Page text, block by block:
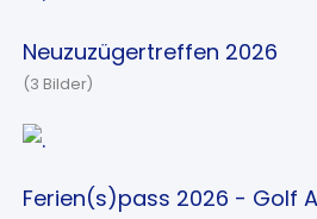
Neuzuzügertreffen 2026
(3 Bilder)
Ferien(s)pass 2026 - Golf